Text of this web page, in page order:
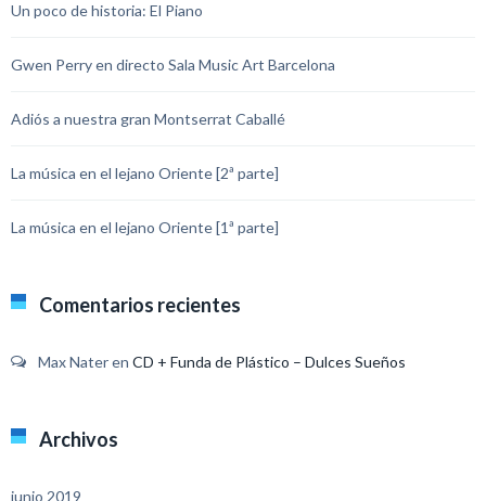
Un poco de historia: El Piano
Gwen Perry en directo Sala Music Art Barcelona
Adiós a nuestra gran Montserrat Caballé
La música en el lejano Oriente [2ª parte]
La música en el lejano Oriente [1ª parte]
Comentarios recientes
Max Nateren CD + Funda de Plástico – Dulces Sueños
Archivos
junio 2019